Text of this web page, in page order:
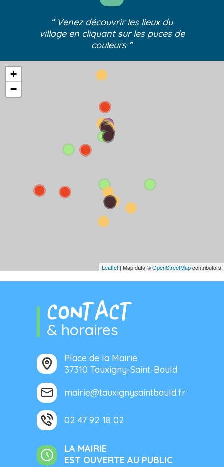
“ Venez découvrir les lieux du
village en cliquant sur les puces de
couleurs ”
+
−
Leaflet | Map data ©OpenStreetMapcontributors
CONTACT
& horaires
Place de la Mairie
37310 Tauxigny-Saint-Bauld
mairie@tauxignysaintbauld.fr
02 47 92 18 02
LA MAIRIE
EST OUVERTE AU PUBLIC